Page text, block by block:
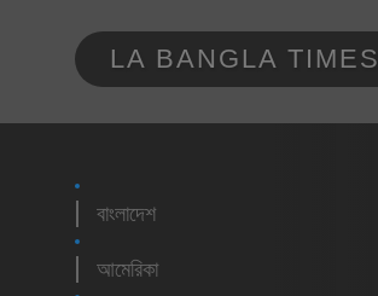
LA BANGLA TIMES
বাংলাদেশ
আমেরিকা